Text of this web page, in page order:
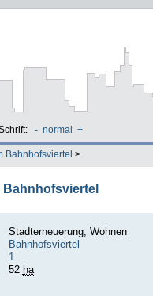
- normal +
Bahnhofsviertel >
Stadterneuerung, Wohnen
Bahnhofsviertel
1
52 ha